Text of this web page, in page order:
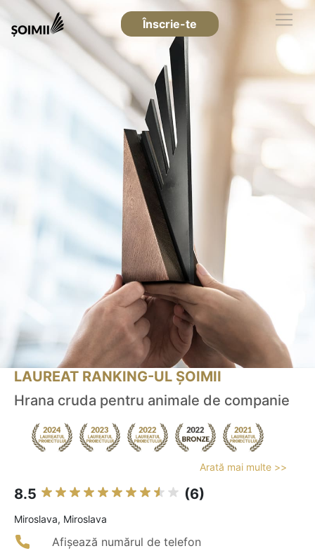
Înscrie-te
LAUREAT RANKING-UL ȘOIMII
Hrana cruda pentru animale de companie
Arată mai multe >>
8.5 (6)
Miroslava, Miroslava
Afișează numărul de telefon